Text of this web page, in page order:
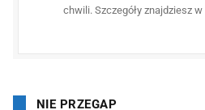
chwili. Szczegóły znajdziesz w
NIE PRZEGAP